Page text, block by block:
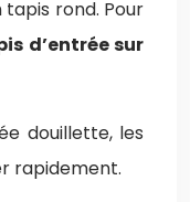
rond. Pour
d’entrée sur
douillette, les
rapidement.